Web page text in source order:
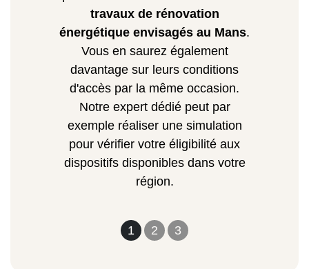
1 2 3
travaux de rénovation
énergétique envisagés au Mans.
Vous en saurez également
davantage sur leurs conditions
d'accès par la même occasion.
Notre expert dédié peut par
exemple réaliser une simulation
pour vérifier votre éligibilité aux
dispositifs disponibles dans votre
région.